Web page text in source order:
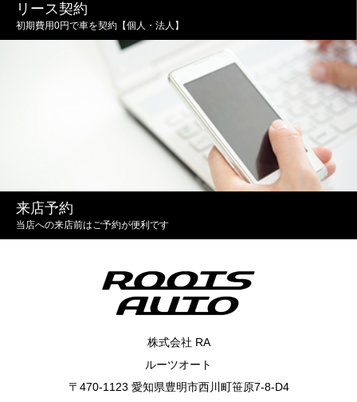
リース契約
初期費用0円で車を契約【個人・法人】
来店予約
当店への来店前はご予約が便利です
株式会社 RA
ルーツオート
〒470-1123 愛知県豊明市西川町笹原7-8-D4